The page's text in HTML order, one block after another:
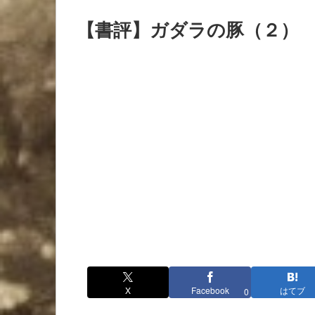
【書評】ガダラの豚（２）
X Facebook 0 はてブ